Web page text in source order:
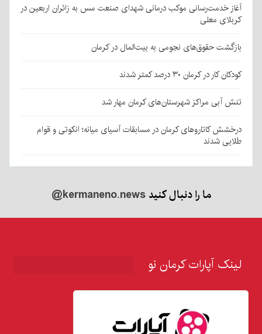
آغاز خدمت‌رسانی موکب درمانی شهدای صنعت مس به زائران اربعین در
کربلای معلی
بازگشت حقوق‌های نجومی به بیت‌المال در کرمان
کودکان کار در کرمان ۳۰ درصد کمتر شدند
تنش آبی مراکز شهرستان‌های کرمان مهار شد
درخشش کاتاروهای کرمان در مسابقات آسیای میانه؛ انکوتی و قوام
طلایی شدند
ما را دنبال کنید@kermaneno.news
لینک آپارات کرمان نو